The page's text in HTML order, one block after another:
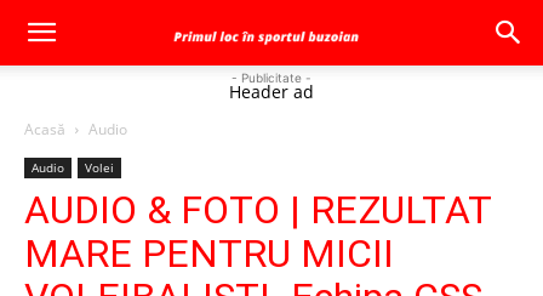
- Publicitate -
Header ad
Acasă Audio
Audio Volei
AUDIO & FOTO | REZULTAT
MARE PENTRU MICII